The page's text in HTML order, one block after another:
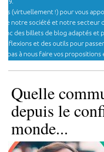
Quelle
depuis le
monde...